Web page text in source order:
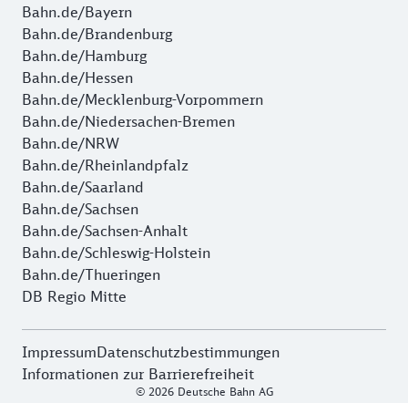
Bahn.de/Bayern
Bahn.de/Brandenburg
Bahn.de/Hamburg
Bahn.de/Hessen
Bahn.de/Mecklenburg-Vorpommern
Bahn.de/Niedersachen-Bremen
Bahn.de/NRW
Bahn.de/Rheinlandpfalz
Bahn.de/Saarland
Bahn.de/Sachsen
Bahn.de/Sachsen-Anhalt
Bahn.de/Schleswig-Holstein
Bahn.de/Thueringen
DB Regio Mitte
ImpressumDatenschutzbestimmungen
Informationen zur Barrierefreiheit
© 2026 Deutsche Bahn AG